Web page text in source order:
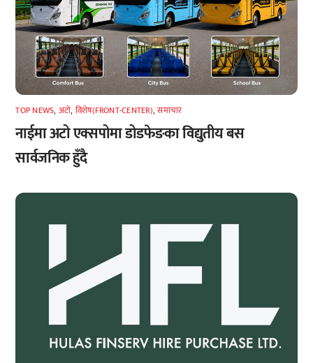
TOP NEWS, अटाे, विशेष(FRONT-CENTER),समाचार
नाईमा अटो एक्सपोमा डोडफेङका विद्युतीय बस
सार्वजनिक हुँदै